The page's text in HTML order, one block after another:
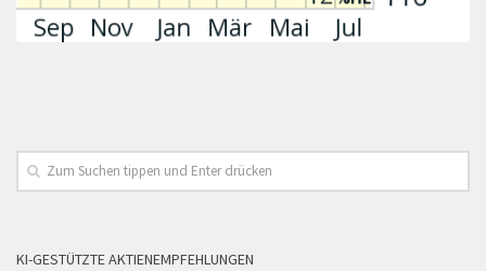
KI-GESTÜTZTE AKTIENEMPFEHLUNGEN